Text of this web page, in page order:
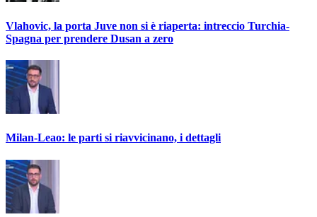
Vlahovic, la porta Juve non si è riaperta: intreccio Turchia-
Spagna per prendere Dusan a zero
Milan-Leao: le parti si riavvicinano, i dettagli